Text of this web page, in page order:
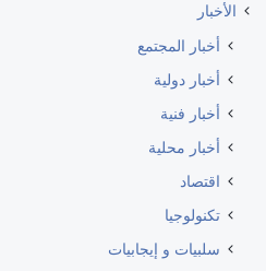
الأخبار
أخبار المجتمع
أخبار دولية
أخبار فنية
أخبار محلية
اقتصاد
تكنولوجيا
سلبيات و إيجابيات